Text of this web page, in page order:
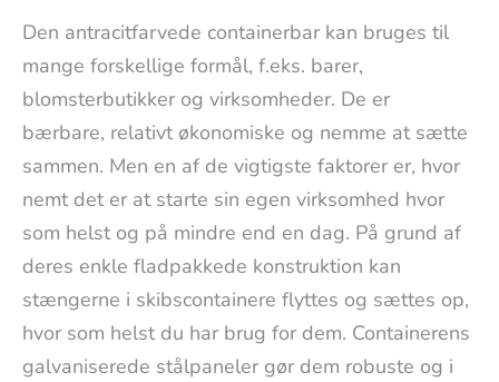
Den antracitfarvede containerbar kan bruges til
mange forskellige formål, f.eks. barer,
blomsterbutikker og virksomheder. De er
bærbare, relativt økonomiske og nemme at sætte
sammen. Men en af de vigtigste faktorer er, hvor
nemt det er at starte sin egen virksomhed hvor
som helst og på mindre end en dag. På grund af
deres enkle fladpakkede konstruktion kan
stængerne i skibscontainere flyttes og sættes op,
hvor som helst du har brug for dem. Containerens
galvaniserede stålpaneler gør dem robuste og i